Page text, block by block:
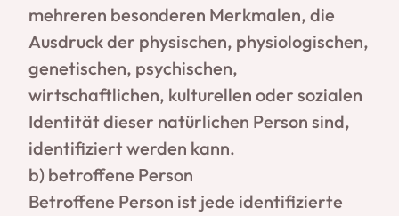
mehreren besonderen Merkmalen, die
Ausdruck der physischen, physiologischen,
genetischen, psychischen,
wirtschaftlichen, kulturellen oder sozialen
Identität dieser natürlichen Person sind,
identifiziert werden kann.
b) betroffene Person
Betroffene Person ist jede identifizierte